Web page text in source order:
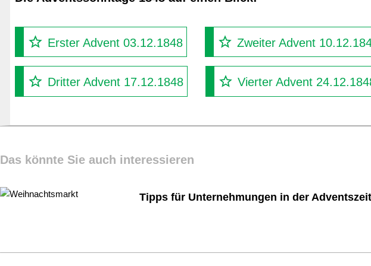
Erster Advent 03.12.1848 Zweiter Advent
Dritter Advent 17.12.1848 Vierter Advent
Das könnte Sie auch interessieren
Tipps für Unternehmungen in der Adventszeit